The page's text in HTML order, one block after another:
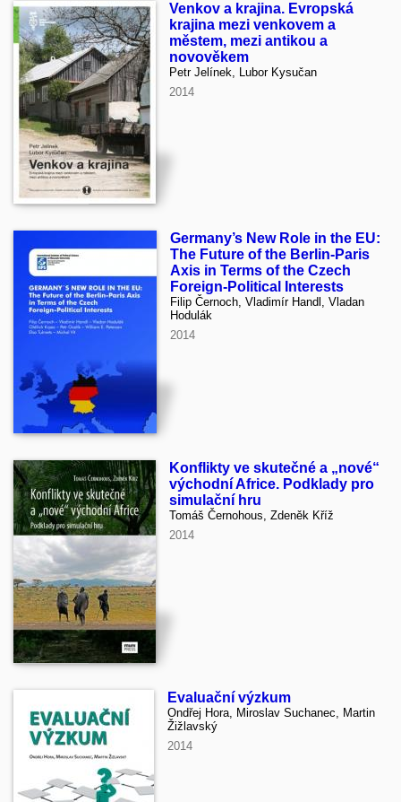
Venkov a krajina. Evropská
krajina mezi venkovem a
městem, mezi antikou a
novověkem
Petr Jelínek, Lubor Kysučan
2014
Germany’s New Role in the EU:
The Future of the Berlin-Paris
Axis in Terms of the Czech
Foreign-Political Interests
Filip Černoch, Vladimír Handl, Vladan
Hodulák
2014
Konflikty ve skutečné a „nové“
východní Africe. Podklady pro
simulační hru
Tomáš Černohous, Zdeněk Kříž
2014
Evaluační výzkum
Ondřej Hora, Miroslav Suchanec, Martin
Žižlavský
2014